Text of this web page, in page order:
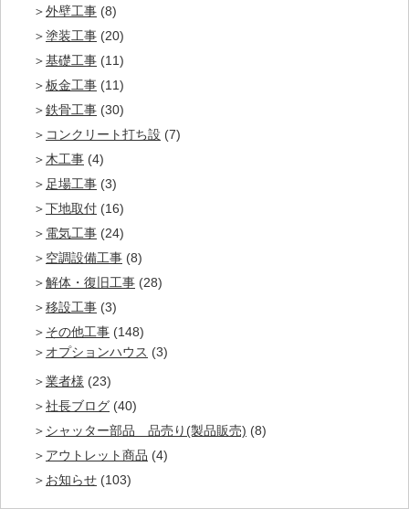
外壁工事 (8)
塗装工事 (20)
基礎工事 (11)
板金工事 (11)
鉄骨工事 (30)
コンクリート打ち設 (7)
木工事 (4)
足場工事 (3)
下地取付 (16)
電気工事 (24)
空調設備工事 (8)
解体・復旧工事 (28)
移設工事 (3)
その他工事 (148)
オプションハウス (3)
業者様 (23)
社長ブログ (40)
シャッター部品 品売り(製品販売) (8)
アウトレット商品 (4)
お知らせ (103)